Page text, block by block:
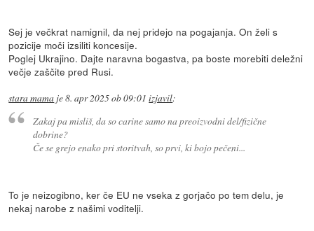
Sej je večkrat namignil, da nej pridejo na pogajanja. On želi s
pozicije moči izsiliti koncesije.
Poglej Ukrajino. Dajte naravna bogastva, pa boste morebiti deležni
večje zaščite pred Rusi.
stara mama je8. apr 2025 ob 09:01 izjavil:
Zakaj pa misliš, da so carine samo na preoizvodni del/fizične
dobrine?
Če se grejo enako pri storitvah, so prvi, ki bojo pečeni...
To je neizogibno, ker če EU ne vseka z gorjačo po tem delu, je
nekaj narobe z našimi voditelji.